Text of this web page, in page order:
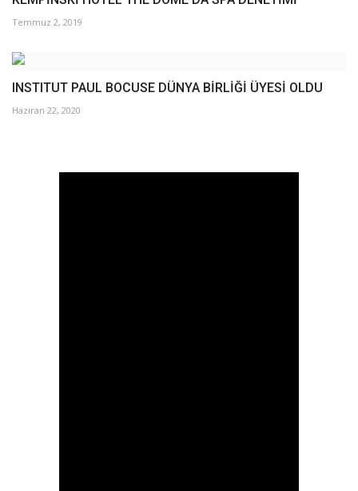
Temmuz 2, 2019
INSTITUT PAUL BOCUSE DÜNYA BİRLİĞİ ÜYESİ OLDU
Haziran 22, 2020